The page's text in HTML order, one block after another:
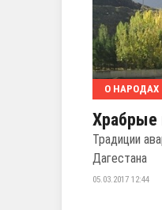
О НАРОДАХ
Храбрые
Традиции
Дагестана
05.03.2017 12:44